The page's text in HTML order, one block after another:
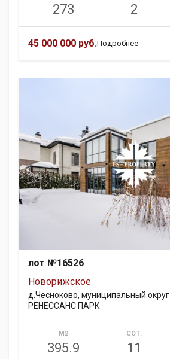
273 2
45 000 000 руб.Подробнее
лот №16526
Новорижское
д.Чесноково, муниципальный округ
РЕНЕССАНС ПАРК
М2
395.9
СОТ.
11